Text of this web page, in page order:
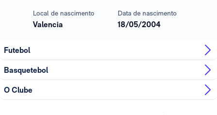
Local de nascimento
Valencia
Data de nascimento
18/05/2004
Futebol
Basquetebol
O Clube